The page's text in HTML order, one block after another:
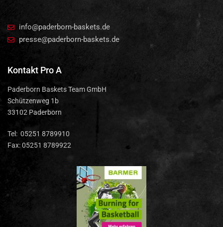
info@paderborn-baskets.de
presse@paderborn-baskets.de
Kontakt Pro A
Paderborn Baskets Team GmbH
Schützenweg 1b
33102 Paderborn
Tel: 05251 8789910
Fax: 05251 8789922